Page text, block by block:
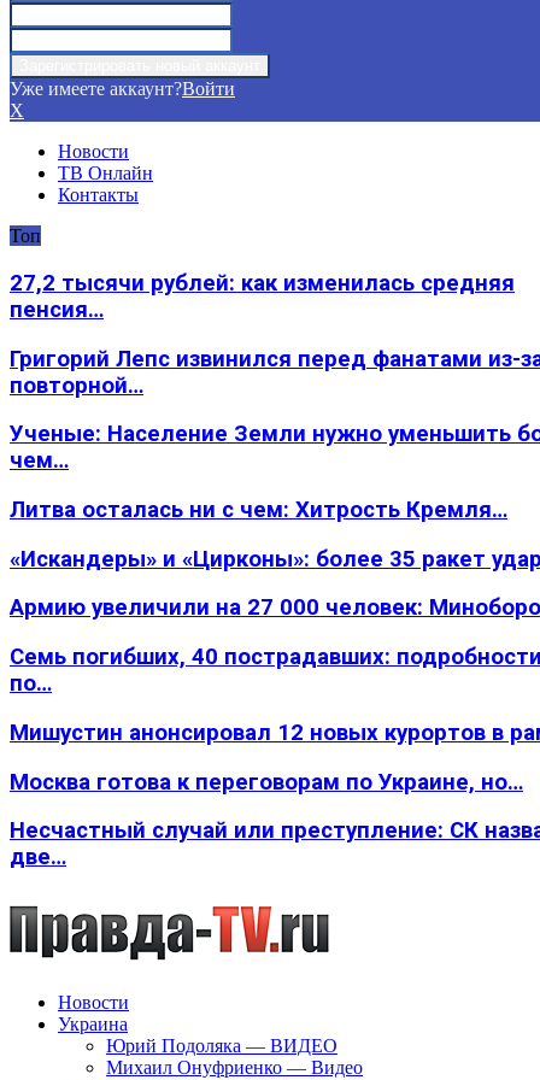
Уже имеете аккаунт?Войти
X
Новости
ТВ Онлайн
Контакты
Топ
27,2 тысячи рублей: как изменилась средняя
пенсия…
Григорий Лепс извинился перед фанатами из-
повторной…
Ученые: Население Земли нужно уменьшить
чем…
Литва осталась ни с чем: Хитрость Кремля…
«Искандеры» и «Цирконы»: более 35 ракет
Армию увеличили на 27 000 человек:
Семь погибших, 40 пострадавших:
по…
Мишустин анонсировал 12 новых курортов в
Москва готова к переговорам по Украине, но…
Несчастный случай или преступление: СК
две…
Новости
Украина
Юрий Подоляка — ВИДЕО
Михаил Онуфриенко — Видео